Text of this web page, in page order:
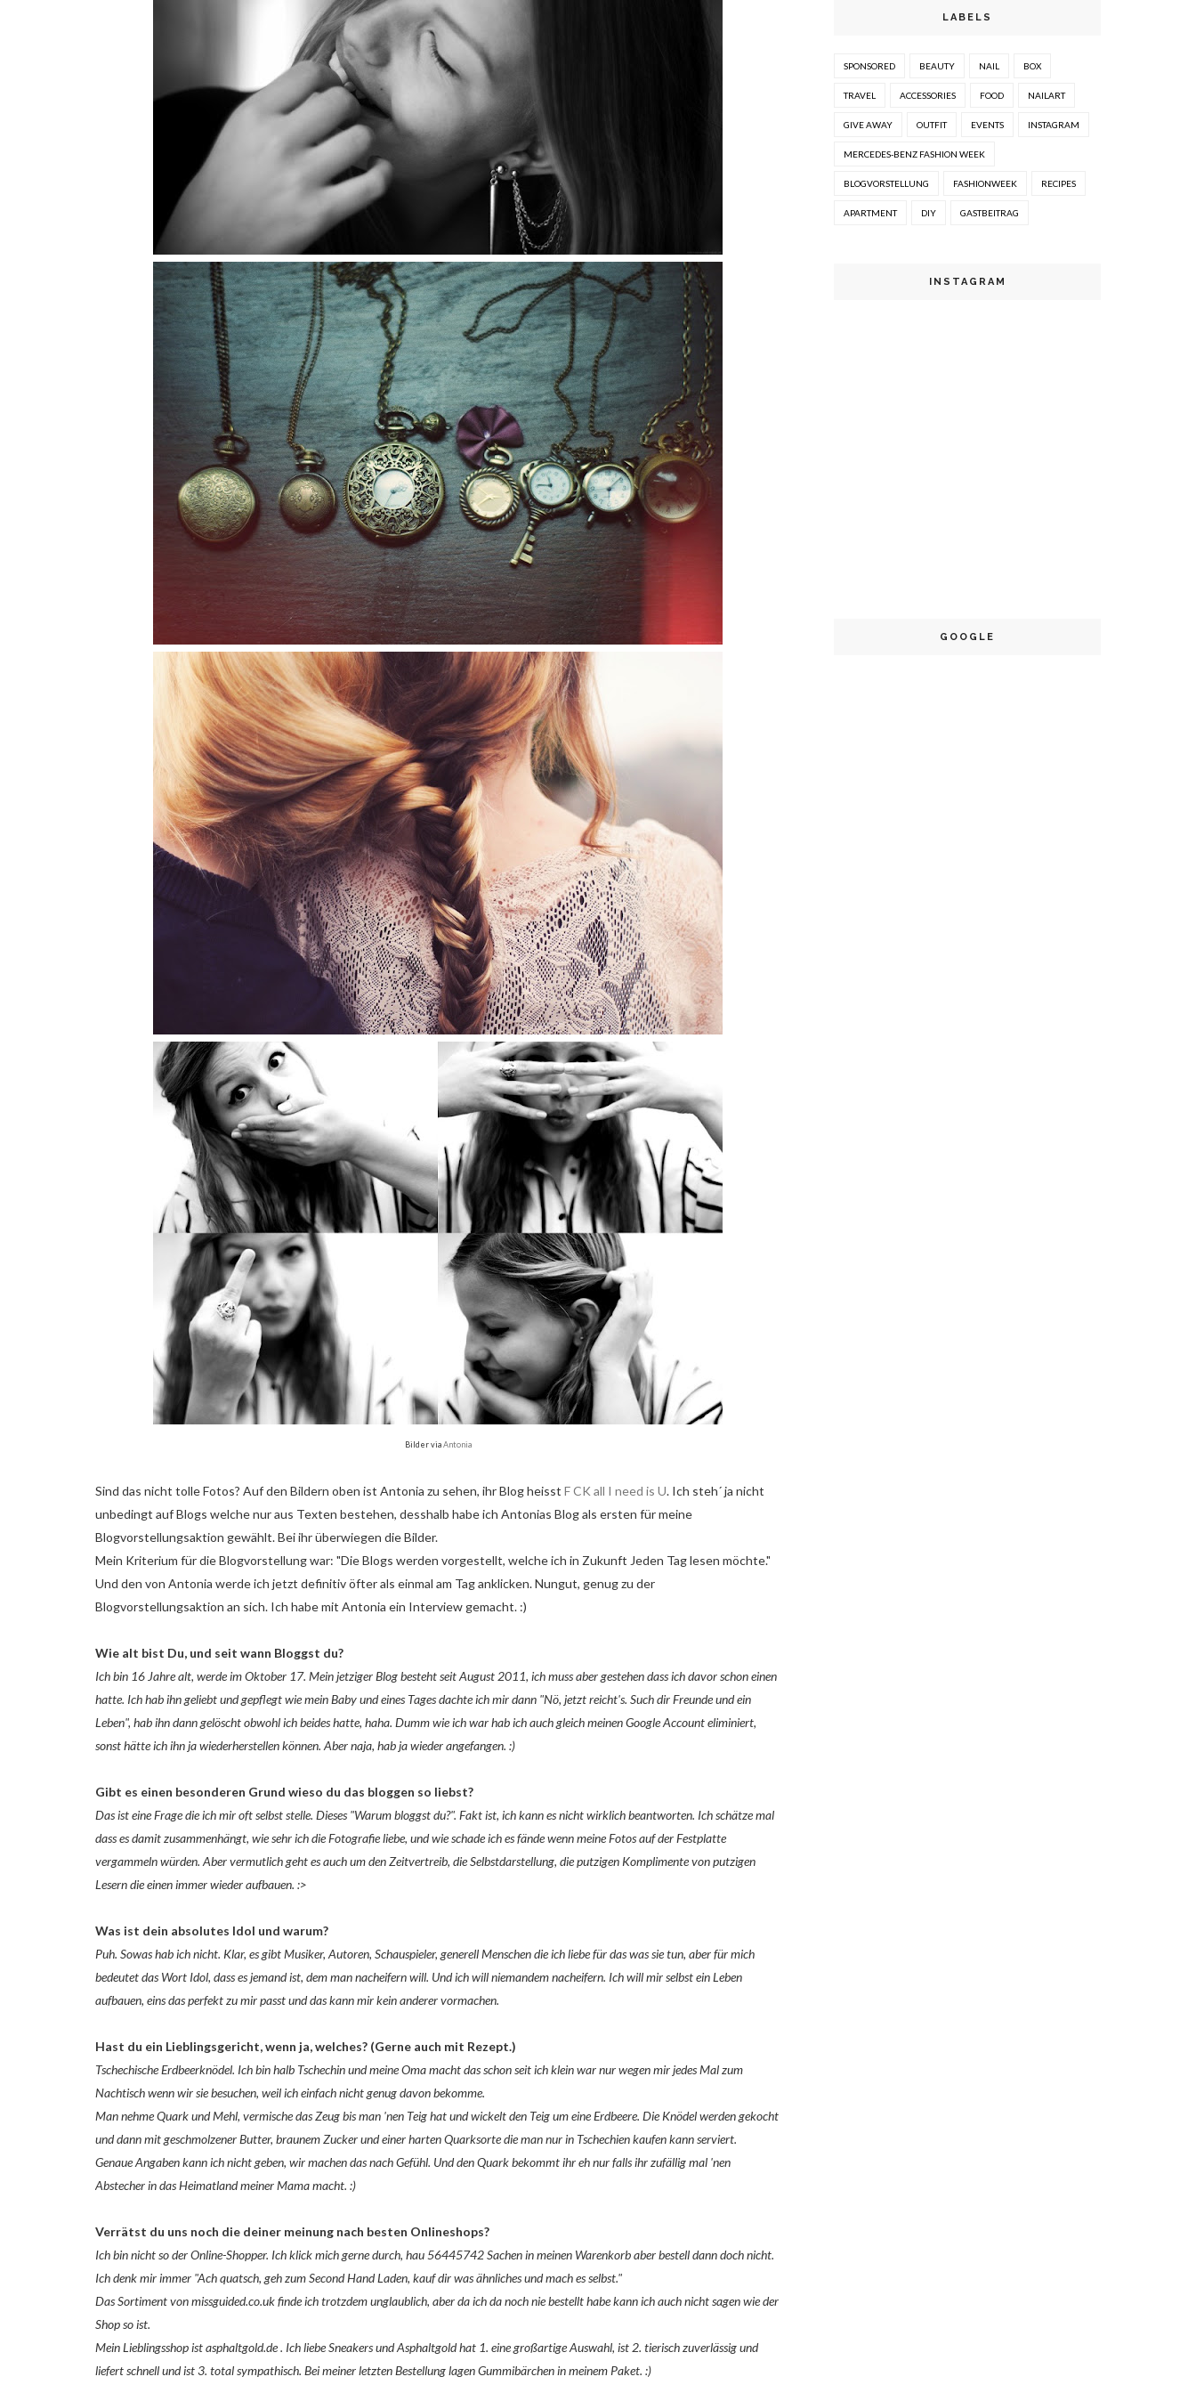
Bilder viaAntonia
Sind das nicht tolle Fotos? Auf den Bildern oben ist Antonia zu sehen, ihr Blog heisst F CK all I need is U. Ich steh´ ja nicht
unbedingt auf Blogs welche nur aus Texten bestehen, desshalb habe ich Antonias Blog als ersten für meine
Blogvorstellungsaktion gewählt. Bei ihr überwiegen die Bilder.
Mein Kriterium für die Blogvorstellung war: "Die Blogs werden vorgestellt, welche ich in Zukunft Jeden Tag lesen möchte."
Und den von Antonia werde ich jetzt definitiv öfter als einmal am Tag anklicken. Nungut, genug zu der
Blogvorstellungsaktion an sich. Ich habe mit Antonia ein Interview gemacht. :)
Wie alt bist Du, und seit wann Bloggst du?
Ich bin 16 Jahre alt, werde im Oktober 17. Mein jetziger Blog besteht seit August 2011, ich muss aber gestehen dass ich davor schon einen
hatte. Ich hab ihn geliebt und gepflegt wie mein Baby und eines Tages dachte ich mir dann "Nö, jetzt reicht's. Such dir Freunde und ein
Leben", hab ihn dann gelöscht obwohl ich beides hatte, haha. Dumm wie ich war hab ich auch gleich meinen Google Account eliminiert,
sonst hätte ich ihn ja wiederherstellen können. Aber naja, hab ja wieder angefangen. :)
Gibt es einen besonderen Grund wieso du das bloggen so liebst?
Das ist eine Frage die ich mir oft selbst stelle. Dieses "Warum bloggst du?". Fakt ist, ich kann es nicht wirklich beantworten. Ich schätze mal
dass es damit zusammenhängt, wie sehr ich die Fotografie liebe, und wie schade ich es fände wenn meine Fotos auf der Festplatte
vergammeln würden. Aber vermutlich geht es auch um den Zeitvertreib, die Selbstdarstellung, die putzigen Komplimente von putzigen
Lesern die einen immer wieder aufbauen. :>
Was ist dein absolutes Idol und warum?
Puh. Sowas hab ich nicht. Klar, es gibt Musiker, Autoren, Schauspieler, generell Menschen die ich liebe für das was sie tun, aber für mich
bedeutet das Wort Idol, dass es jemand ist, dem man nacheifern will. Und ich will niemandem nacheifern. Ich will mir selbst ein Leben
aufbauen, eins das perfekt zu mir passt und das kann mir kein anderer vormachen.
Hast du ein Lieblingsgericht, wenn ja, welches? (Gerne auch mit Rezept.)
Tschechische Erdbeerknödel. Ich bin halb Tschechin und meine Oma macht das schon seit ich klein war nur wegen mir jedes Mal zum
Nachtisch wenn wir sie besuchen, weil ich einfach nicht genug davon bekomme.
Man nehme Quark und Mehl, vermische das Zeug bis man 'nen Teig hat und wickelt den Teig um eine Erdbeere. Die Knödel werden gekocht
und dann mit geschmolzener Butter, braunem Zucker und einer harten Quarksorte die man nur in Tschechien kaufen kann serviert.
Genaue Angaben kann ich nicht geben, wir machen das nach Gefühl. Und den Quark bekommt ihr eh nur falls ihr zufällig mal 'nen
Abstecher in das Heimatland meiner Mama macht. :)
Verrätst du uns noch die deiner meinung nach besten Onlineshops?
Ich bin nicht so der Online-Shopper. Ich klick mich gerne durch, hau 56445742 Sachen in meinen Warenkorb aber bestell dann doch nicht.
Ich denk mir immer "Ach quatsch, geh zum Second Hand Laden, kauf dir was ähnliches und mach es selbst."
Das Sortiment von missguided.co.uk finde ich trotzdem unglaublich, aber da ich da noch nie bestellt habe kann ich auch nicht sagen wie der
Shop so ist.
Mein Lieblingsshop ist asphaltgold.de . Ich liebe Sneakers und Asphaltgold hat 1. eine großartige Auswahl, ist 2. tierisch zuverlässig und
liefert schnell und ist 3. total sympathisch. Bei meiner letzten Bestellung lagen Gummibärchen in meinem Paket. :)
LABELS
SPONSORED BEAUTY NAIL BOX
TRAVEL ACCESSORIES FOOD NAILART
GIVE AWAY OUTFIT EVENTS INSTAGRAM
MERCEDES-BENZ FASHION WEEK
BLOGVORSTELLUNG FASHIONWEEK RECIPES
APARTMENT DIY GASTBEITRAG
INSTAGRAM
GOOGLE